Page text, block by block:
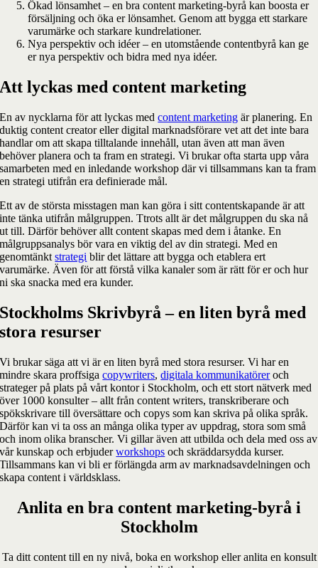
Ökad lönsamhet – en bra content marketing-byrå kan boosta er
försäljning och öka er lönsamhet. Genom att bygga ett starkare
varumärke och starkare kundrelationer.
Nya perspektiv och idéer – en utomstående contentbyrå kan ge
er nya perspektiv och bidra med nya idéer.
Att lyckas med content marketing
En av nycklarna för att lyckas medcontent marketing är planering. En
duktig content creator eller digital marknadsförare vet att det inte bara
handlar om att skapa tilltalande innehåll, utan även att man även
behöver planera och ta fram en strategi. Vi brukar ofta starta upp våra
samarbeten med en inledande workshop där vi tillsammans kan ta fram
en strategi utifrån era definierade mål.
Ett av de största misstagen man kan göra i sitt contentskapande är att
inte tänka utifrån målgruppen. Ttrots allt är det målgruppen du ska nå
ut till. Därför behöver allt content skapas med dem i åtanke. En
målgruppsanalys bör vara en viktig del av din strategi. Med en
genomtänktstrategi blir det lättare att bygga och etablera ert
varumärke. Även för att förstå vilka kanaler som är rätt för er och hur
ni ska snacka med era kunder.
Stockholms Skrivbyrå – en liten byrå med
stora resurser
Vi brukar säga att vi är en liten byrå med stora resurser. Vi har en
mindre skara proffsigacopywriters,digitala kommunikatöreroch
strateger på plats på vårt kontor i Stockholm, och ett stort nätverk med
över 1000 konsulter – allt från content writers, transkriberare och
spökskrivare till översättare och copys som kan skriva på olika språk.
Därför kan vi ta oss an många olika typer av uppdrag, stora som små
och inom olika branscher. Vi gillar även att utbilda och dela med oss av
vår kunskap och erbjuderworkshops och skräddarsydda kurser.
Tillsammans kan vi bli er förlängda arm av marknadsavdelningen och
skapa content i världsklass.
Anlita en bra content marketing-byrå i
Stockholm
Ta ditt content till en ny nivå, boka en workshop eller anlita en konsult